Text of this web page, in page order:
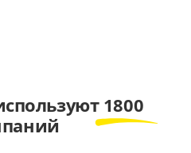
1800